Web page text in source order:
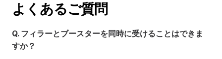
よくあるご質問
Q. フィラーとブースターを同時に受けることはできま
すか？